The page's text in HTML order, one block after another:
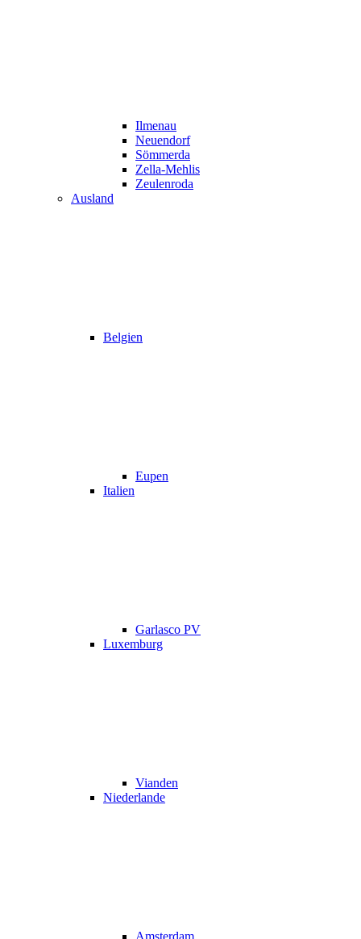
Ilmenau
Neuendorf
Sömmerda
Zella-Mehlis
Zeulenroda
Ausland
Belgien
Eupen
Italien
Garlasco PV
Luxemburg
Vianden
Niederlande
Amsterdam